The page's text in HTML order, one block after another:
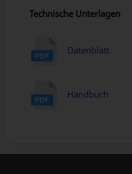
Technische Unterlagen
Datenblatt
Handbuch